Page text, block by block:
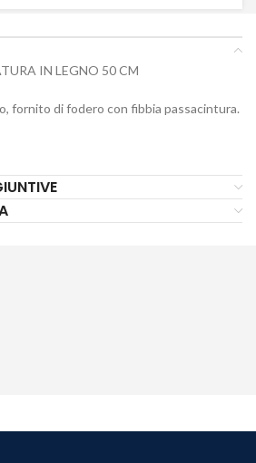
IN LEGNO 50 CM
fornito di fodero con fibbia passacintura.